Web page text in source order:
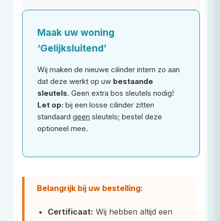
Maak uw woning
‘Gelijksluitend’
Wij maken de nieuwe cilinder intern zo aan
dat deze werkt op uw bestaande
sleutels. Geen extra bos sleutels nodig!
Let op: bij een losse cilinder zitten
standaard geen sleutels; bestel deze
optioneel mee.
Belangrijk bij uw bestelling:
Certificaat: Wij hebben altijd een